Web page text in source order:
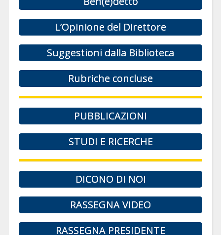
L’Opinione del Direttore
Suggestioni dalla Biblioteca
Rubriche concluse
PUBBLICAZIONI
STUDI E RICERCHE
DICONO DI NOI
RASSEGNA VIDEO
RASSEGNA PRESIDENTE